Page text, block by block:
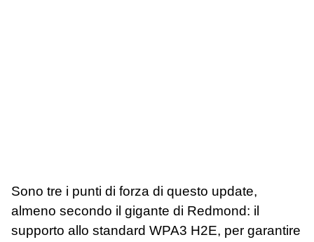
Sono tre i punti di forza di questo update,
almeno secondo il gigante di Redmond: il
supporto allo standard WPA3 H2E, per garantire